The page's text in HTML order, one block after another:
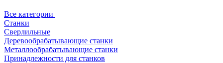
Все категории
Станки
Сверлильные
Деревообрабатывающие станки
Металлообрабатывающие станки
Принадлежности для станков